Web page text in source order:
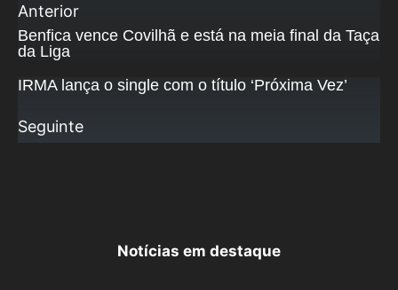
Anterior
Benfica vence Covilhã e está na meia final da Taça
da Liga
IRMA lança o single com o título ‘Próxima Vez’
Seguinte
Notícias em destaque